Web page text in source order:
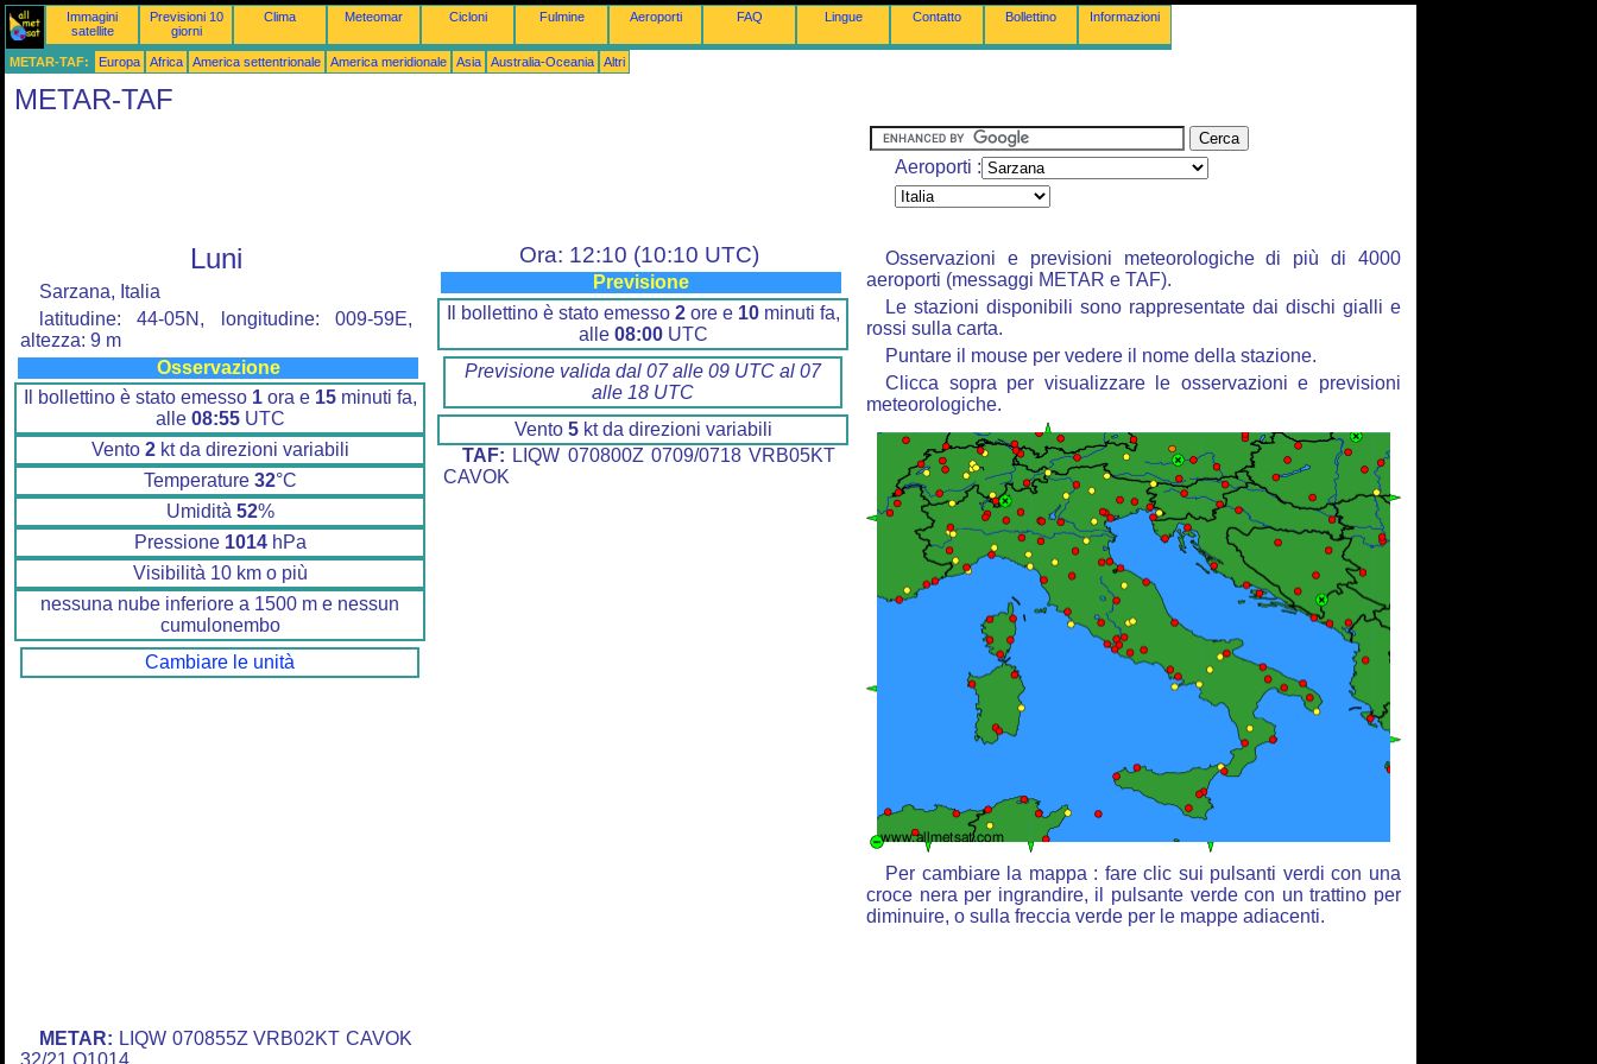
Immagini
satellite
Previsioni 10
giorni
Clima Meteomar Cicloni Fulmine Aeroporti FAQ Lingue Contatto Bollettino Informazioni
METAR-TAF: Europa Africa America settentrionale America meridionale Asia Australia-Oceania Altri
METAR-TAF
Aeroporti :
Luni
Sarzana, Italia
latitudine: 44-05N, longitudine: 009-59E,
altezza: 9 m
Osservazione
Il bollettino è stato emesso 1ora e 15minuti fa,
alle 08:55UTC
Vento 2kt da direzioni variabili
Temperature 32°C
Umidità 52%
Pressione 1014hPa
Visibilità 10 km o più
nessuna nube inferiore a 1500 m e nessun
cumulonembo
Cambiare le unità
METAR: LIQW 070855Z VRB02KT CAVOK
Ora: 12:10 (10:10 UTC)
Previsione
Il bollettino è stato emesso 2ore e 10minuti fa,
alle 08:00UTC
Previsione valida dal 07 alle 09 UTC al 07
alle 18 UTC
Vento 5kt da direzioni variabili
TAF: LIQW 070800Z 0709/0718 VRB05KT
CAVOK
Osservazioni e previsioni meteorologiche di più di 4000
aeroporti (messaggi METAR e TAF).
Le stazioni disponibili sono rappresentate dai dischi gialli e
rossi sulla carta.
Puntare il mouse per vedere il nome della stazione.
Clicca sopra per visualizzare le osservazioni e previsioni
meteorologiche.
Per cambiare la mappa : fare clic sui pulsanti verdi con una
croce nera per ingrandire, il pulsante verde con un trattino per
diminuire, o sulla freccia verde per le mappe adiacenti.